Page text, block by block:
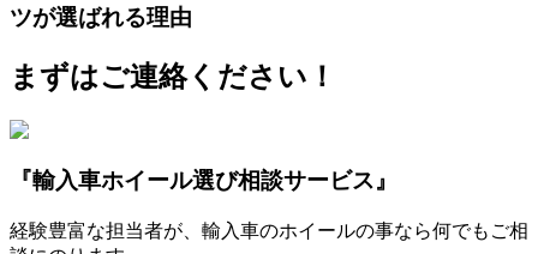
ツが選ばれる理由
まずはご連絡ください！
『輸入車ホイール選び相談サービス』
経験豊富な担当者が、輸入車のホイールの事なら何でもご相